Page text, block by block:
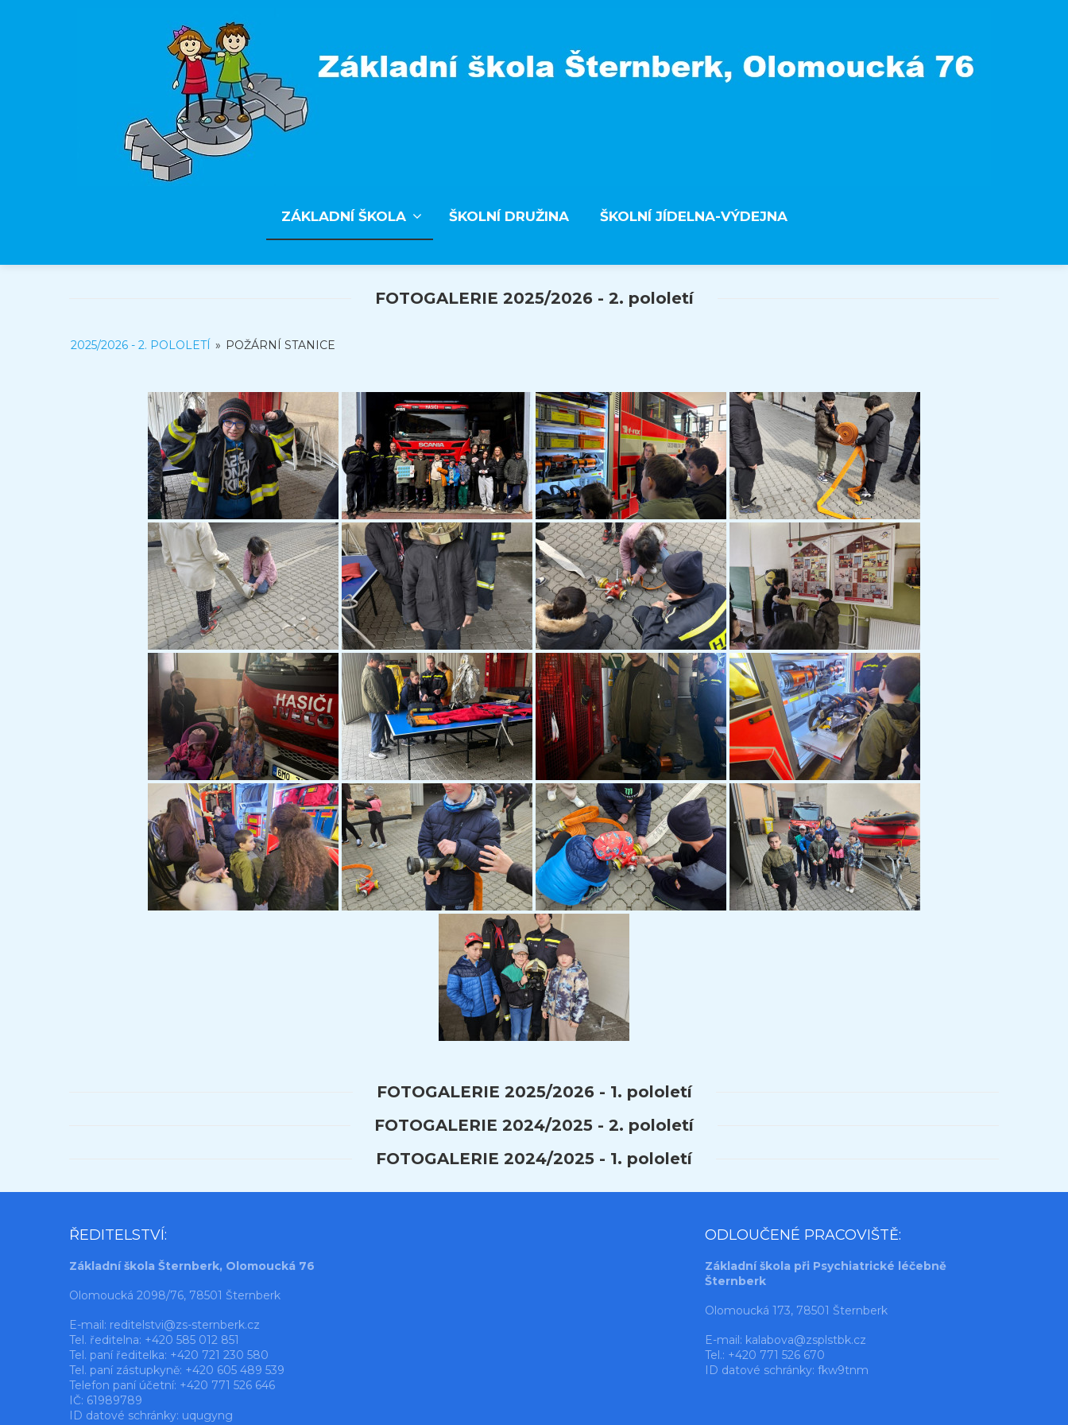
ZÁKLADNÍ ŠKOLA ŠKOLNÍ DRUŽINA ŠKOLNÍ JÍDELNA-VÝDEJNA
FOTOGALERIE 2025/2026 - 2. pololetí
2025/2026 - 2. POLOLETÍ » POŽÁRNÍ STANICE
FOTOGALERIE 2025/2026 - 1. pololetí
FOTOGALERIE 2024/2025 - 2. pololetí
FOTOGALERIE 2024/2025 - 1. pololetí
ŘEDITELSTVÍ:
Základní škola Šternberk, Olomoucká 76
Olomoucká 2098/76, 78501 Šternberk
E-mail: reditelstvi@zs-sternberk.cz
Tel. ředitelna: +420 585 012 851
Tel. paní ředitelka: +420 721 230 580
Tel. paní zástupkyně: +420 605 489 539
Telefon paní účetní: +420 771 526 646
IČ: 61989789
ID datové schránky: uqugyng
ODLOUČENÉ PRACOVIŠTĚ:
Základní škola při Psychiatrické léčebně
Šternberk
Olomoucká 173, 78501 Šternberk
E-mail: kalabova@zsplstbk.cz
Tel.: +420 771 526 670
ID datové schránky: fkw9tnm